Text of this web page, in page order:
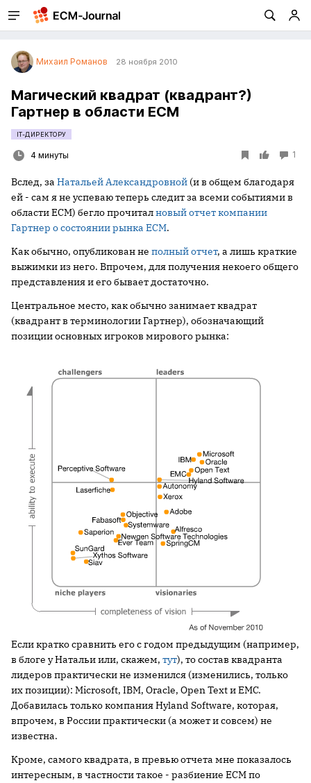
Михаил Романов 28 ноября 2010
Магический квадрат (квадрант?)
Гартнер в области ECM
IT-ДИРЕКТОРУ
4 минуты 1
Вслед, за Натальей Александровной (и в общем благодаря
ей - сам я не успеваю теперь следит за всеми событиями в
области ECM) бегло прочиталновый отчет компании
Гартнер о состоянии рынка ECM.
Как обычно, опубликован не полный отчет, а лишь краткие
выжимки из него. Впрочем, для получения некоего общего
представления и его бывает достаточно.
Центральное место, как обычно занимает квадрат
(квадрант в терминологии Гартнер), обозначающий
позиции основных игроков мирового рынка:
Если кратко сравнить его с годом предыдущим (например,
в блоге у Натальи или, скажем, тут), то состав квадранта
лидеров практически не изменился (изменились, только
их позиции): Microsoft, IBM, Oracle, Open Text и EMC.
Добавилась только компания Hyland Software, которая,
впрочем, в России практически (а может и совсем) не
известна.
Кроме, самого квадрата, в превью отчета мне показалось
интересным, в частности такое - разбиение ECM по